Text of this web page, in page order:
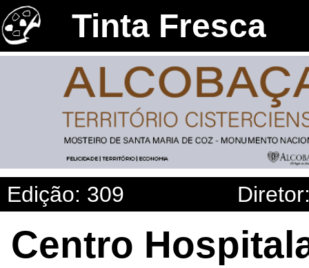
Tinta Fresca
Edição: 309
Centro